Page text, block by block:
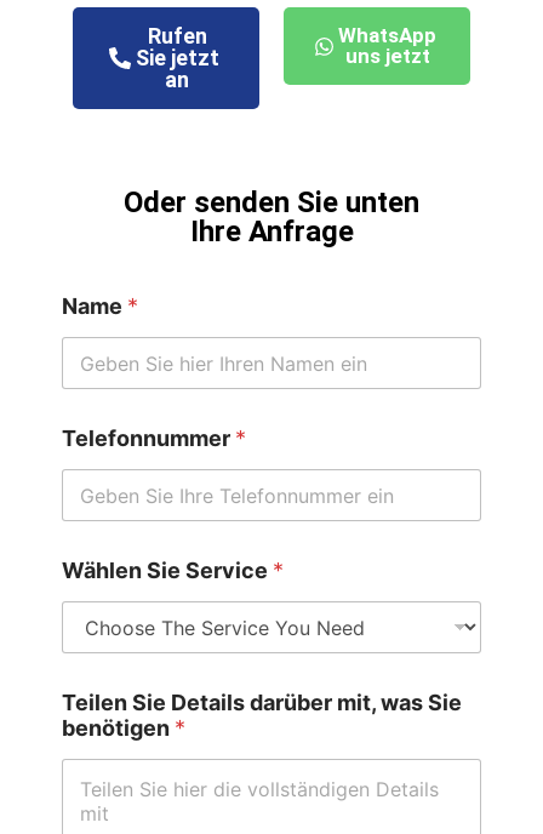
Rufen
Sie jetzt
an
WhatsApp
uns jetzt
Oder senden Sie unten
Ihre Anfrage
Name *
Telefonnummer *
Wählen Sie Service *
Teilen Sie Details darüber mit, was Sie
benötigen *